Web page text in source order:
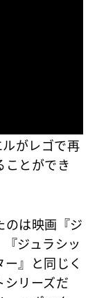
がレゴで再
ことができ
は映画『ジ
ジュラシッ
』と同じく
リーズだ